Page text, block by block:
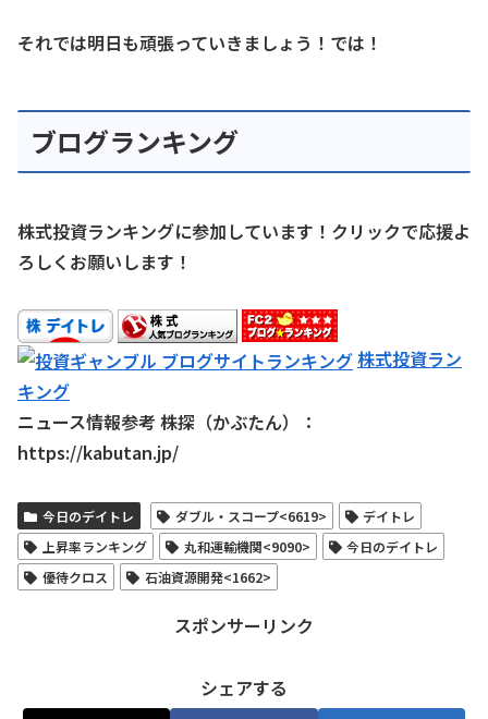
それでは明日も頑張っていきましょう！では！
ブログランキング
株式投資ランキングに参加しています！クリックで応援よ
ろしくお願いします！
株式投資ラン
キング
ニュース情報参考 株探（かぶたん）：
https://kabutan.jp/
今日のデイトレ ダブル・スコープ<6619>
デイトレ
上昇率ランキング
丸和運輸機関<9090>
今日のデイトレ
優待クロス
石油資源開発<1662>
スポンサーリンク
シェアする